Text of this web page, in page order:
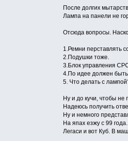
После долгих
Лампа на панели не
Отсюда вопросы.
1.Ремни перставлять
2.Подушки тоже.
3.Блок управления
4.По идее должен быть
5. Что делать с
Ну и до кучи, чтобы не
Надеюсь получить
Ну и немного
На япах езжу с 99
Легаси и вот Куб. В